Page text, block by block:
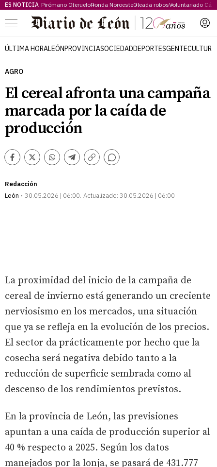
ES NOTICIA Pirómano OterueloRonda NoroesteOleada robosVoluntariado
Menú
ÚLTIMA HORALEÓNPROVINCIASOCIEDADDEPORTESGENTECULTURA
AGRO
El cereal afronta una campaña
marcada por la caída de
producción
Facebook
TwitterWhatsappTelegram
Copiar
Comentarios
Redacción
León
30.05.2026 | 06:00 Actualizado: 30.05.2026 | 06:00
La proximidad del inicio de la campaña de
cereal de invierno está generando un creciente
nerviosismo en los mercados, una situación
que ya se refleja en la evolución de los precios.
El sector da prácticamente por hecho que la
cosecha será negativa debido tanto a la
reducción de superficie sembrada como al
descenso de los rendimientos previstos.
En la provincia de León, las previsiones
apuntan a una caída de producción superior al
40 % respecto a 2025. Según los datos
manejados por la lonja, se pasará de 431.777